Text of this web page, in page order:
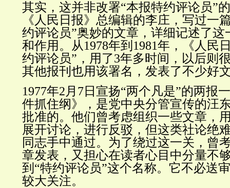
其实，这并非改署“本报特约评论员”
《人民日报》总编辑的李庄，写过一
约评论员”奥妙的文章，详细记述了这
和作用。从1978年到1981年，《人民
约评论员”，用了3年多时间，以后则
其他报刊也用该署名 ，发表了不少好
1977年2月7日宣扬“两个凡是”的两报
件抓住纲》，是党中央分管宣传的汪
批准的。他们曾考虑组织一些文章，
展开讨论，进行反驳，但这类社论绝
同志手中通过。为了绕过这一关，曾
章发表，又担心在读者心目中分量不
到“特约评论员”这个名称。它不必送
较大关注。